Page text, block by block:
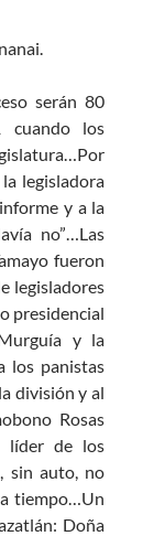
serán 80
cuando los
legisladora
y a la
no”…Las
fueron
legisladores
presidencial
y la
los panistas
división y al
Rosas
líder de los
sin auto, no
tiempo…Un
Doña